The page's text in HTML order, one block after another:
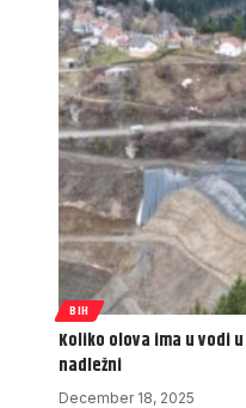
BIH
Koliko olova ima u vodi
nadležni
December 18, 2025